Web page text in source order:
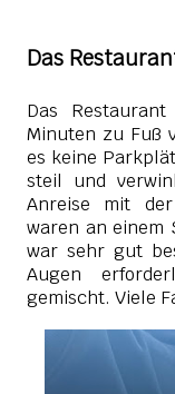
Das
Das
Minuten zu Fuß
es keine
steil und
Anreise mit
waren an einem
war sehr gut
Augen
gemischt. Viele